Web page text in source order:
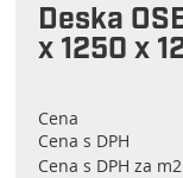
Deska
x 1250 x
Cena
Cena s DPH
Cena s DPH za m2